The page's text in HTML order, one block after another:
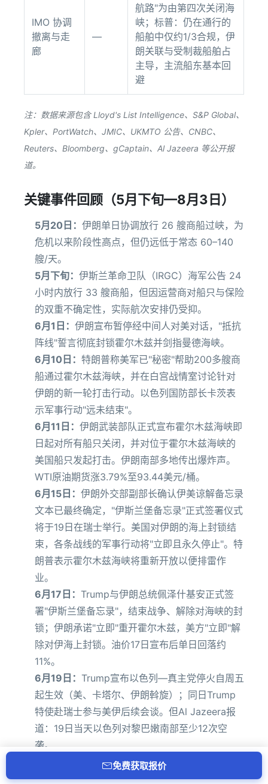
IMO 协调
撤离与走
廊
—
航路"为由第四次关闭海
峡；标普：仍在通行的
船舶中仅约1/3合规，伊
朗关联与受制裁船舶占
主导，主流船东基本回
避
注：数据来源包含 Lloyd's List Intelligence、S&P Global、
Kpler、PortWatch、JMIC、UKMTO 公告、CNBC、
Reuters、Bloomberg、gCaptain、Al Jazeera 等公开报
道。
关键事件回顾（5月下旬—8月3日）
5月20日： 伊朗单日协调放行 26 艘商船过峡，为
危机以来阶段性高点，但仍远低于常态 60–140
艘/天。
5月下旬： 伊斯兰革命卫队（IRGC）海军公告 24
小时内放行 33 艘商船，但因运营商对船只与保险
的双重不确定性，实际航次安排仍受抑。
6月1日： 伊朗宣布暂停经中间人对美对话，"抵抗
阵线"誓言彻底封锁霍尔木兹并剑指曼德海峡。
6月10日： 特朗普称美军已"秘密"帮助200多艘商
船通过霍尔木兹海峡，并在白宫战情室讨论针对
伊朗的新一轮打击行动。以色列国防部长卡茨表
示军事行动"远未结束"。
6月11日： 伊朗武装部队正式宣布霍尔木兹海峡即
日起对所有船只关闭，并对位于霍尔木兹海峡的
美国船只发起打击。伊朗南部多地传出爆炸声。
WTI原油期货涨3.79%至93.44美元/桶。
6月15日： 伊朗外交部副部长确认伊美谅解备忘录
文本已最终确定，"伊斯兰堡备忘录"正式签署仪式
将于19日在瑞士举行。美国对伊朗的海上封锁结
束，各条战线的军事行动将"立即且永久停止"。特
朗普表示霍尔木兹海峡将重新开放以便排雷作
业。
6月17日： Trump与伊朗总统佩泽什基安正式签
署"伊斯兰堡备忘录"，结束战争、解除对海峡的封
锁；伊朗承诺"立即"重开霍尔木兹，美方"立即"解
除对伊海上封锁。油价17日宣布后单日回落约
11%。
6月19日： Trump宣布以色列—真主党停火自周五
起生效（美、卡塔尔、伊朗斡旋）；同日Trump
特使赴瑞士参与美伊后续会谈。但Al Jazeera报
道：19日当天以色列对黎巴嫩南部至少12次空
袭。
伊朗以"以方违反协议"为由
闭海峡（NDTV援引Reuters），美方否认伊朗说
免费获取报价